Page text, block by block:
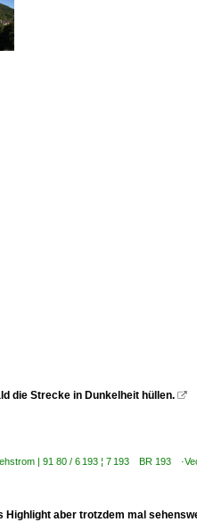
die Strecke in Dunkelheit hüllen. 
| 91 80 / 6 193 ¦ 7 193 BR 193
Highlight aber trotzdem mal